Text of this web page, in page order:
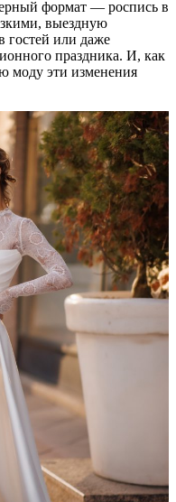
формат — роспись в
выездную
гостей или даже
праздника. И, как
моду эти изменения